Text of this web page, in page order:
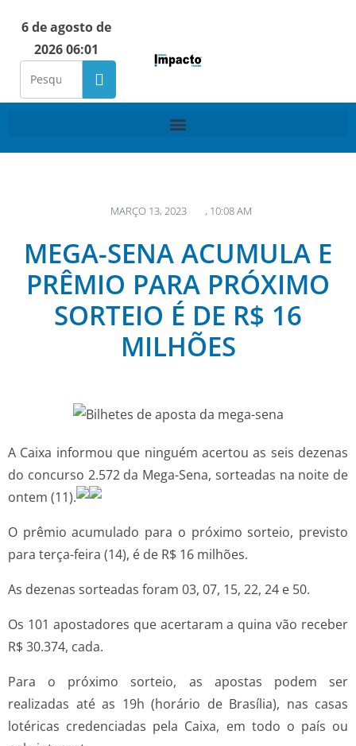
6 de agosto de
2026 06:01
MARÇO 13, 2023 , 10:08 AM
MEGA-SENA ACUMULA E
PRÊMIO PARA PRÓXIMO
SORTEIO É DE R$ 16
MILHÕES
A Caixa informou que ninguém acertou as seis dezenas
do concurso 2.572 da Mega-Sena, sorteadas na noite de
ontem (11).
O prêmio acumulado para o próximo sorteio, previsto
para terça-feira (14), é de R$ 16 milhões.
As dezenas sorteadas foram 03, 07, 15, 22, 24 e 50.
Os 101 apostadores que acertaram a quina vão receber
R$ 30.374, cada.
Para o próximo sorteio, as apostas podem ser
realizadas até as 19h (horário de Brasília), nas casas
lotéricas credenciadas pela Caixa, em todo o país ou